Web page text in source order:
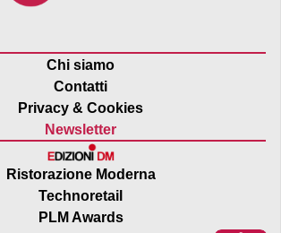
Chi siamo
Contatti
Privacy & Cookies
Newsletter
Ristorazione Moderna
Technoretail
PLM Awards